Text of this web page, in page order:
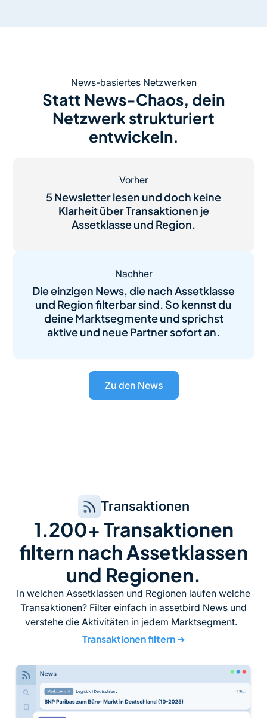
News-basiertes Netzwerken
Statt News-Chaos, dein
Netzwerk strukturiert
entwickeln.
Vorher
5 Newsletter lesen und doch keine
Klarheit über Transaktionen je
Assetklasse und Region.
Nachher
Die einzigen News, die nach Assetklasse
und Region filterbar sind. So kennst du
deine Marktsegmente und sprichst
aktive und neue Partner sofort an.
Zu den News
Transaktionen
1.200+ Transaktionen
filtern nach Assetklassen
und Regionen.
In welchen Assetklassen und Regionen laufen welche
Transaktionen? Filter einfach in assetbird News und
verstehe die Aktivitäten in jedem Marktsegment.
Transaktionen filtern➔